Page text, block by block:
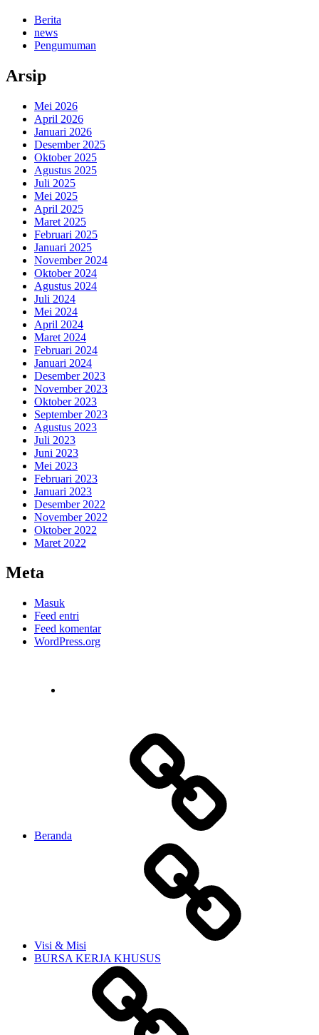
Berita
news
Pengumuman
Arsip
Mei 2026
April 2026
Januari 2026
Desember 2025
Oktober 2025
Agustus 2025
Juli 2025
Mei 2025
April 2025
Maret 2025
Februari 2025
Januari 2025
November 2024
Oktober 2024
Agustus 2024
Juli 2024
Mei 2024
April 2024
Maret 2024
Februari 2024
Januari 2024
Desember 2023
November 2023
Oktober 2023
September 2023
Agustus 2023
Juli 2023
Juni 2023
Mei 2023
Februari 2023
Januari 2023
Desember 2022
November 2022
Oktober 2022
Maret 2022
Meta
Masuk
Feed entri
Feed komentar
WordPress.org
Beranda
Visi & Misi
BURSA KERJA KHUSUS